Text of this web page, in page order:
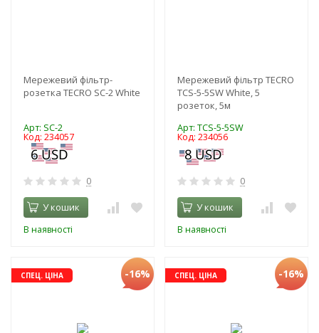
Мережевий фільтр-
розетка TECRO SC-2 White
Арт: SC-2
Код: 234057
0
У кошик
В наявності
Мережевий фільтр TECRO
TCS-5-5SW White, 5
розеток, 5м
Арт: TCS-5-5SW
Код: 234056
0
У кошик
В наявності
СПЕЦ. ЦІНА -16% СПЕЦ. ЦІНА -16%